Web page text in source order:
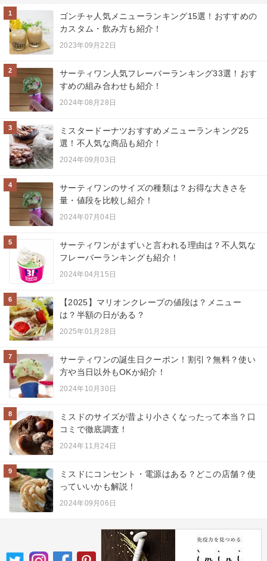
1
ゴンチャ人気メニューランキング15選！おすすめの
カスタム・飲み方も紹介！
2023年09月22日
2
サーティワン人気フレーバーランキング33選！おす
すめの組み合わせも紹介！
2024年08月28日
3
ミスタードーナツおすすめメニューランキング25
選！不人気な商品も紹介！
2024年09月03日
4
サーティワンのサイズの種類は？お得な大きさを
量・値段を比較し紹介！
2024年07月04日
5
サーティワンがまずいと言われる理由は？不人気な
フレーバーランキングも紹介！
2024年04月15日
6
【2025】マリオンクレープの値段は？メニュー
は？半額の日がある？
2025年01月28日
7
サーティワンの誕生日クーポン！割引？無料？使い
方や当日以外もOKか紹介！
2024年10月30日
8
ミスドのサイズが昔より小さくなったって本当？口
コミで徹底調査！
2024年11月24日
9
ミスドにコンセント・電源はある？どこの店舗？使
っていいかも解説！
2024年09月06日